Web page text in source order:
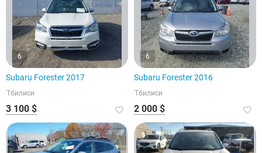
6
Subaru Forester 2017
Тбилиси
3 100 $
6
Subaru Forester 2016
Тбилиси
2 000 $